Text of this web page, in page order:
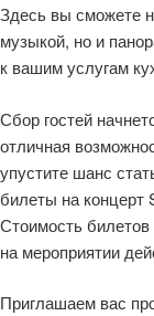
Здесь вы сможете
музыкой, но и
к вашим услугам
Сбор гостей
отличная
упустите шанс
билеты на концерт
Стоимость
на мероприятии
Приглашаем вас